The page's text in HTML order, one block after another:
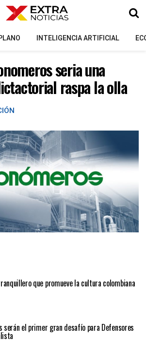
INTELIGENCIA ARTIFICIAL
seria una
raspa la olla
que promueve la cultura colombiana
el primer gran desafío para Defensores